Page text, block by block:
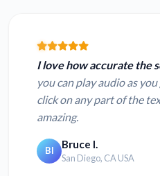
I love how accurate the
you can play audio as
click on any part of the
amazing.
BI Bruce I.
San Diego, CA USA